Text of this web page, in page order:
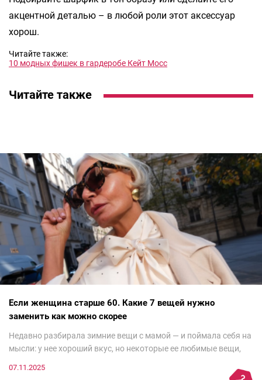
акцентной деталью – в любой роли этот аксессуар
хорош.
Читайте также:
10 модных фишек в гардеробе Кейт Мосс
Читайте также
Если женщина старше 60. Какие 7 вещей нужно
заменить как можно скорее
Недавно разбирала зимние вещи с мамой — и поймала себя на
мысли: у нее хороший вкус, но некоторые ее любимые вещи,
добавляют ей лет.И проблема не в том, что они вышли из
07.11.2025